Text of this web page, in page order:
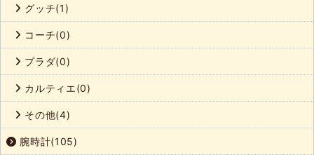
グッチ(1)
コーチ(0)
プラダ(0)
カルティエ(0)
その他(4)
腕時計(105)